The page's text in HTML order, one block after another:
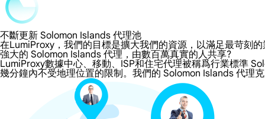
不斷更新 Solomon Islands 代理池
在LumiProxy，我們的目標是擴大我們的資源，以滿足最苛刻
強大的 Solomon Islands 代理，由數百萬真實的人共享?
LumiProxy數據中心、移動、ISP和住宅代理被稱爲行業標準
幾分鐘內不受地理位置的限制。我們的 Solomon Islands 代理